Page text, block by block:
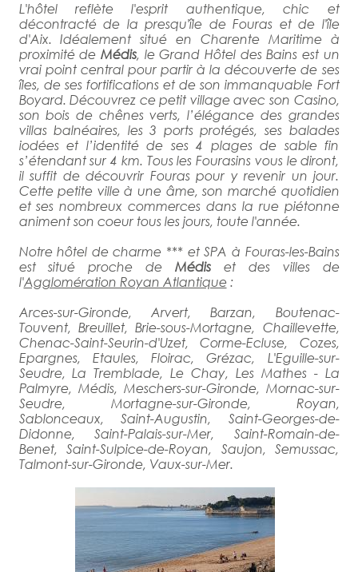
L'hôtel reflète l'esprit authentique, chic et
décontracté de la presqu'île de Fouras et de l'île
d'Aix. Idéalement situé en Charente Maritime à
proximité de Médis, le Grand Hôtel des Bains est un
vrai point central pour partir à la découverte de ses
îles, de ses fortifications et de son immanquable Fort
Boyard. Découvrez ce petit village avec son Casino,
son bois de chênes verts, l’élégance des grandes
villas balnéaires, les 3 ports protégés, ses balades
iodées et l’identité de ses 4 plages de sable fin
s’étendant sur 4 km. Tous les Fourasins vous le diront,
il suffit de découvrir Fouras pour y revenir un jour.
Cette petite ville à une âme, son marché quotidien
et ses nombreux commerces dans la rue piétonne
animent son coeur tous les jours, toute l'année.
Notre hôtel de charme *** et SPA à Fouras-les-Bains
est situé proche de Médis et des villes de
l'Agglomération Royan Atlantique:
Arces-sur-Gironde, Arvert, Barzan, Boutenac-
Touvent, Breuillet, Brie-sous-Mortagne, Chaillevette,
Chenac-Saint-Seurin-d'Uzet, Corme-Ecluse, Cozes,
Epargnes, Etaules, Floirac, Grézac, L'Eguille-sur-
Seudre, La Tremblade, Le Chay, Les Mathes - La
Palmyre, Médis, Meschers-sur-Gironde, Mornac-sur-
Seudre, Mortagne-sur-Gironde, Royan,
Sablonceaux, Saint-Augustin, Saint-Georges-de-
Didonne, Saint-Palais-sur-Mer, Saint-Romain-de-
Benet, Saint-Sulpice-de-Royan, Saujon, Semussac,
Talmont-sur-Gironde, Vaux-sur-Mer.